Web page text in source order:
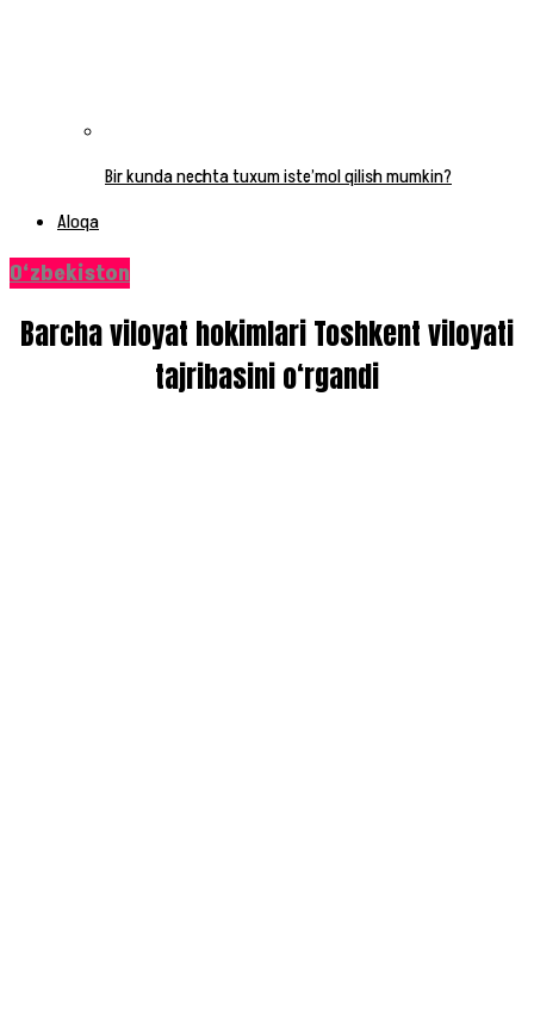
Bir kunda nechta tuxum iste’mol qilish mumkin?
Aloqa
O‘zbekiston
Barcha viloyat hokimlari Toshkent viloyati
tajribasini o‘rgandi